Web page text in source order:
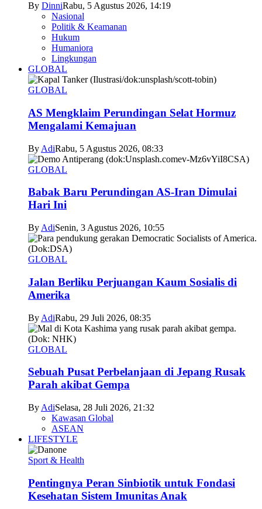
By DinniRabu, 5 Agustus 2026, 14:19
Nasional
Politik & Keamanan
Hukum
Humaniora
Lingkungan
GLOBAL
GLOBAL
AS Mengklaim Perundingan Selat Hormuz
Mengalami Kemajuan
By AdiRabu, 5 Agustus 2026, 08:33
GLOBAL
Babak Baru Perundingan AS-Iran Dimulai
Hari Ini
By AdiSenin, 3 Agustus 2026, 10:55
GLOBAL
Jalan Berliku Perjuangan Kaum Sosialis di
Amerika
By AdiRabu, 29 Juli 2026, 08:35
GLOBAL
Sebuah Pusat Perbelanjaan di Jepang Rusak
Parah akibat Gempa
By AdiSelasa, 28 Juli 2026, 21:32
Kawasan Global
ASEAN
LIFESTYLE
Sport & Health
Pentingnya Peran Sinbiotik untuk Fondasi
Kesehatan Sistem Imunitas Anak